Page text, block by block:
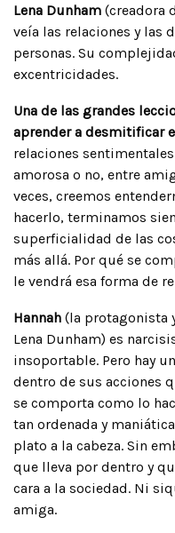
Lena Dunham (creadora
veía las relaciones y las
personas. Su
excentricidades.
Una de las grandes
aprender a desmitificar
relaciones
amorosa o no, entre
veces, creemos
hacerlo, terminamos
superficialidad de las
más allá. Por qué se
le vendrá esa forma de
Hannah (la protagonista
Lena Dunham) es
insoportable. Pero hay
dentro de sus acciones
se comporta como lo
tan ordenada y
plato a la cabeza. Sin
que lleva por dentro y
cara a la sociedad. Ni
amiga.